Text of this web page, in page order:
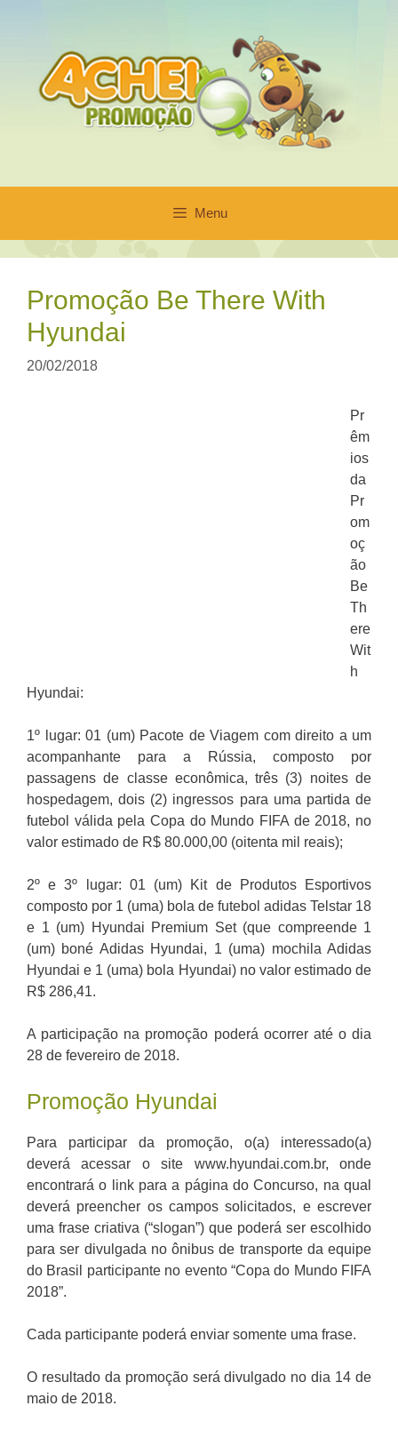
conteúdo
Menu
Promoção Be There With
Hyundai
20/02/2018
Pr
êm
ios
da
Pr
om
oç
ão
Be
Th
ere
Wit
h
Hyundai:
1º lugar: 01 (um) Pacote de Viagem com direito a um
acompanhante para a Rússia, composto por
passagens de classe econômica, três (3) noites de
hospedagem, dois (2) ingressos para uma partida de
futebol válida pela Copa do Mundo FIFA de 2018, no
valor estimado de R$ 80.000,00 (oitenta mil reais);
2º e 3º lugar: 01 (um) Kit de Produtos Esportivos
composto por 1 (uma) bola de futebol adidas Telstar 18
e 1 (um) Hyundai Premium Set (que compreende 1
(um) boné Adidas Hyundai, 1 (uma) mochila Adidas
Hyundai e 1 (uma) bola Hyundai) no valor estimado de
R$ 286,41.
A participação na promoção poderá ocorrer até o dia
28 de fevereiro de 2018.
Promoção Hyundai
Para participar da promoção, o(a) interessado(a)
deverá acessar o site www.hyundai.com.br, onde
encontrará o link para a página do Concurso, na qual
deverá preencher os campos solicitados, e escrever
uma frase criativa (“slogan”) que poderá ser escolhido
para ser divulgada no ônibus de transporte da equipe
do Brasil participante no evento “Copa do Mundo FIFA
2018”.
Cada participante poderá enviar somente uma frase.
O resultado da promoção será divulgado no dia 14 de
maio de 2018.